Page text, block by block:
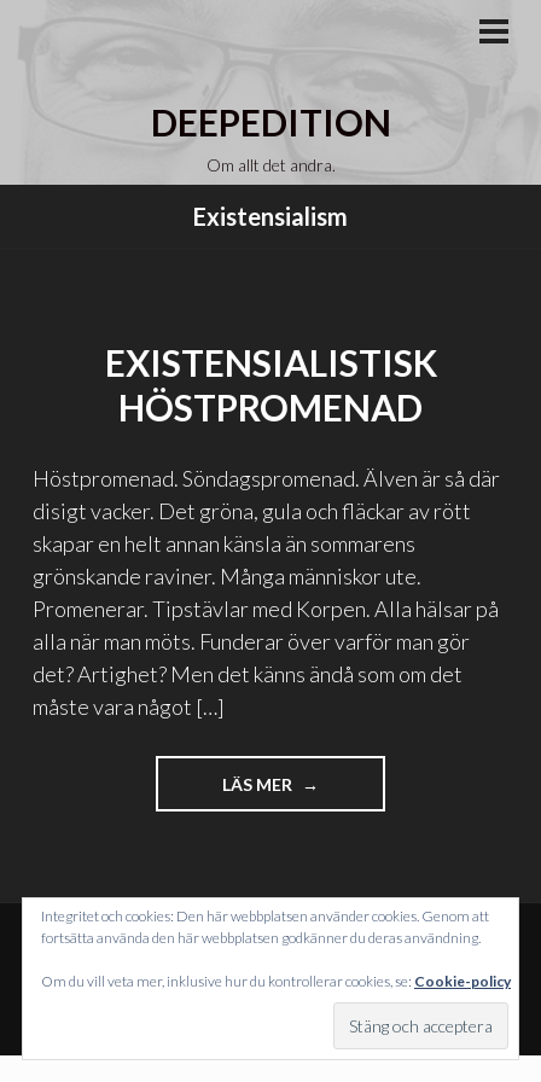
DEEPEDITION
Om allt det andra.
Existensialism
EXISTENSIALISTISK
HÖSTPROMENAD
Höstpromenad. Söndagspromenad. Älven är så där
disigt vacker. Det gröna, gula och fläckar av rött
skapar en helt annan känsla än sommarens
grönskande raviner. Många människor ute.
Promenerar. Tipstävlar med Korpen. Alla hälsar på
alla när man möts. Funderar över varför man gör
det? Artighet? Men det känns ändå som om det
måste vara något […]
LÄS MER
"EXISTENSIALISTISK
HÖSTPROMENAD"
TEMA: INTERGALACTIC AVWORDPRESS.COM.
Integritet och cookies: Den här webbplatsen använder cookies. Genom att
fortsätta använda den här webbplatsen godkänner du deras användning.
Om du vill veta mer, inklusive hur du kontrollerar cookies, se: Cookie-policy